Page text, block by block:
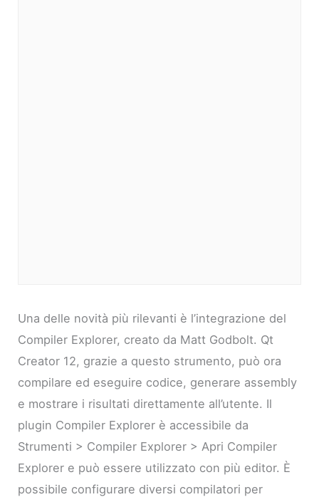
Una delle novità più rilevanti è l’integrazione del
Compiler Explorer, creato da Matt Godbolt. Qt
Creator 12, grazie a questo strumento, può ora
compilare ed eseguire codice, generare assembly
e mostrare i risultati direttamente all’utente. Il
plugin Compiler Explorer è accessibile da
Strumenti > Compiler Explorer > Apri Compiler
Explorer e può essere utilizzato con più editor. È
possibile configurare diversi compilatori per